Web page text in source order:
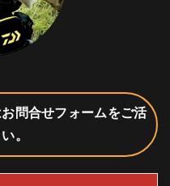
問合せフォームをご活
。